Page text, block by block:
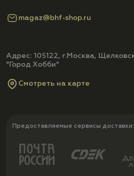
magaz@bhf-shop.ru
Адрес: 105122, г.Москва,
"Город Хобби"
Смотреть на карте
Предоставляемые сервисы доставки: